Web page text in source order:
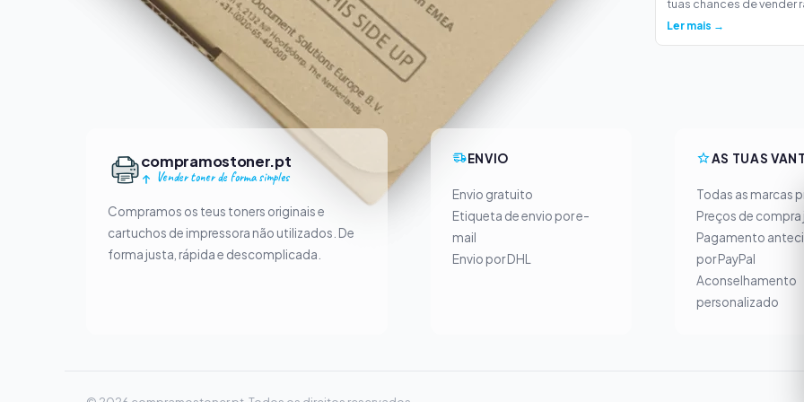
tuas chances de vender
Ler mais →
compramostoner.pt
Vender toner de forma simples
Compramos os teus toners originais e
cartuchos de impressora não utilizados. De
forma justa, rápida e descomplicada.
ENVIO
Envio gratuito
Etiqueta de envio por e-
mail
Envio por DHL
AS TUAS
Todas as marcas
Preços de
Pagamento
por PayPal
Aconselhamento
personalizado